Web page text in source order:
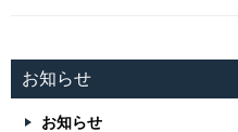
お知らせ
お知らせ